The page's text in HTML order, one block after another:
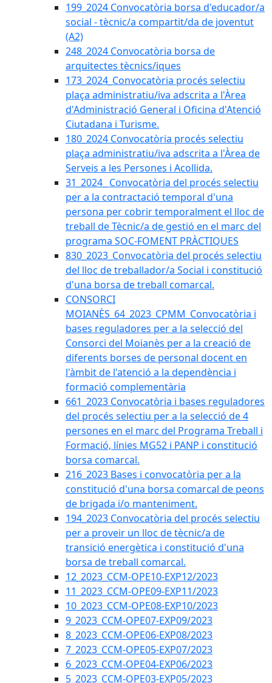
199_2024 Convocatòria borsa d'educador/a
social - tècnic/a compartit/da de joventut
(A2)
248_2024 Convocatòria borsa de
arquitectes tècnics/iques
173_2024_Convocatòria procés selectiu
plaça administratiu/iva adscrita a l'Àrea
d'Administració General i Oficina d'Atenció
Ciutadana i Turisme.
180_2024 Convocatòria procés selectiu
plaça administratiu/iva adscrita a l'Àrea de
Serveis a les Persones i Acollida.
31_2024_ Convocatòria del procés selectiu
per a la contractació temporal d'una
persona per cobrir temporalment el lloc de
treball de Tècnic/a de gestió en el marc del
programa SOC-FOMENT PRÀCTIQUES
830_2023_Convocatòria del procés selectiu
del lloc de treballador/a Social i constitució
d'una borsa de treball comarcal.
CONSORCI
MOIANÈS_64_2023_CPMM_Convocatòria i
bases reguladores per a la selecció del
Consorci del Moianès per a la creació de
diferents borses de personal docent en
l'àmbit de l'atenció a la dependència i
formació complementària
661_2023 Convocatòria i bases reguladores
del procés selectiu per a la selecció de 4
persones en el marc del Programa Treball i
Formació, línies MG52 i PANP i constitució
borsa comarcal.
216_2023 Bases i convocatòria per a la
constitució d'una borsa comarcal de peons
de brigada i/o manteniment.
194_2023 Convocatòria del procés selectiu
per a proveir un lloc de tècnic/a de
transició energètica i constitució d'una
borsa de treball comarcal.
12_2023_CCM-OPE10-EXP12/2023
11_2023_CCM-OPE09-EXP11/2023
10_2023_CCM-OPE08-EXP10/2023
9_2023_CCM-OPE07-EXP09/2023
8_2023_CCM-OPE06-EXP08/2023
7_2023_CCM-OPE05-EXP07/2023
6_2023_CCM-OPE04-EXP06/2023
5_2023_CCM-OPE03-EXP05/2023